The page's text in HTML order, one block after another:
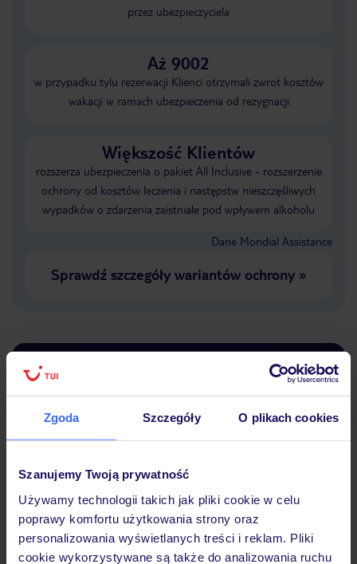
Zgoda Szczegóły O plikach cookies
Szanujemy Twoją prywatność
Używamy technologii takich jak pliki cookie w celu
poprawy komfortu użytkowania strony oraz
personalizowania wyświetlanych treści i reklam. Pliki
cookie wykorzystywane są także do analizowania ruchu
przez ubezpieczyciela
Aż 9002
w przypadku tylu rezerwacji Klienci otrzymali zwrot kosztów
wakacji w ramach ubezpieczenia od rezygnacji
Większość Klientów
rozszerza ubezpieczenia o pakiet All Inclusive - rozszerzenie
ochrony od kosztów leczenia i następstw nieszczęśliwych
wypadków o zdarzenia zaistniałe pod wpływem alkoholu
Dane Mondial Assistance
Sprawdź szczegóły wariantów ochrony»
podróży w Polsce